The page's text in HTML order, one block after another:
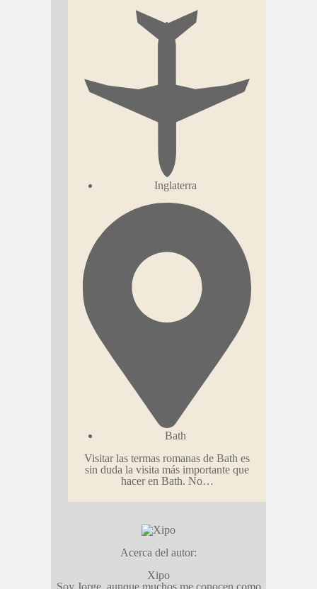
Inglaterra
Bath
Visitar las termas romanas de Bath es
sin duda la visita más importante que
hacer en Bath. No…
Acerca del autor:
Xipo
Soy Jorge, aunque muchos me conocen como